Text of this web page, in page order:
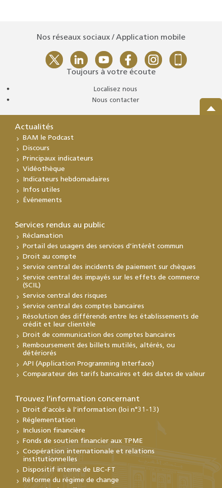
Nos réseaux sociaux / Application mobile
Toujours à votre écoute
Localisez nous
Nous contacter
Actualités
BAM le Podcast
Discours
Principaux indicateurs
Vidéothèque
Indicateurs hebdomadaires
Infos utiles
Événements
Services rendus au public
Réclamation
Portail des usagers des services d’intérêt commun
Droit au compte
Service central des incidents de paiement sur chèques
Service central des impayés sur les effets de commerce
(SCIL)
Service central des risques
Service central des comptes bancaires
Résolution des différends entre les établissements de
crédit et leur clientèle
Droit de communication des comptes bancaires
Remboursement des billets mutilés, altérés, ou
détériorés
API (Application Programming Interface)
Comparateur des tarifs bancaires et des dates de valeur
Trouvez l’information concernant
Droit d’accès à l’information (loi n°31-13)
Réglementation
Inclusion financière
Fonds de soutien financier aux TPME
Coopération internationale et relations
institutionnelles
Dispositif interne de LBC-FT
Réforme du régime de change